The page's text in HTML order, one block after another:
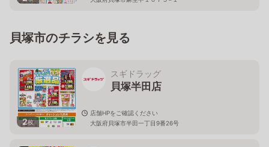
貝塚市のチラシを見る
2枚
スギドラッグ
貝塚半田店
店舗HPをご確認ください
大阪府貝塚市半田一丁目9番26号